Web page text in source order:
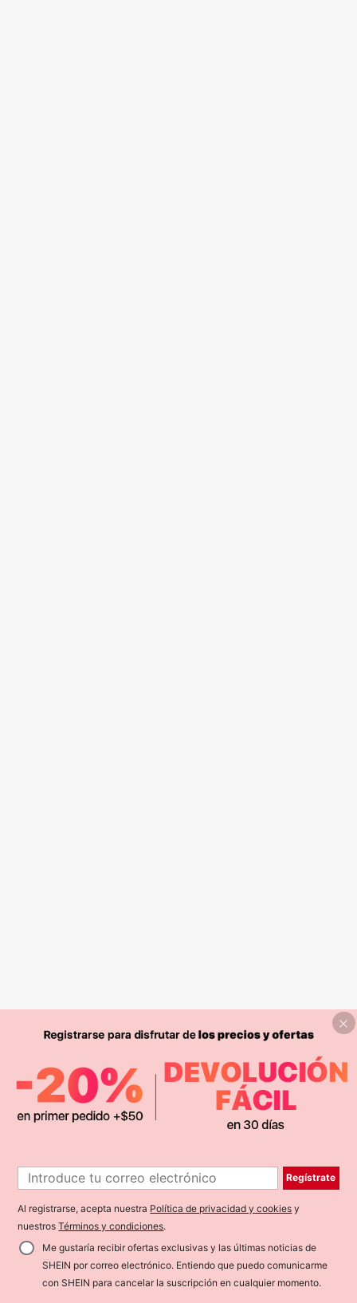
Regístrate
Al registrarse, acepta nuestra Política de privacidad y cookies y
nuestrosTérminos y condiciones.
Me gustaría recibir ofertas exclusivas y las últimas noticias de
SHEIN por correo electrónico. Entiendo que puedo comunicarme
con SHEIN para cancelar la suscripción en cualquier momento.